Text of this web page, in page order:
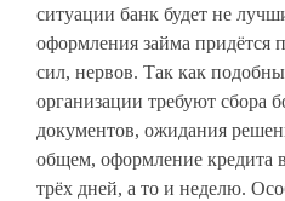
ситуации банк будет не
оформления займа придётся
сил, нервов. Так как
организации требуют сбора
документов, ожидания
общем, оформление кредита
трёх дней, а то и неделю.